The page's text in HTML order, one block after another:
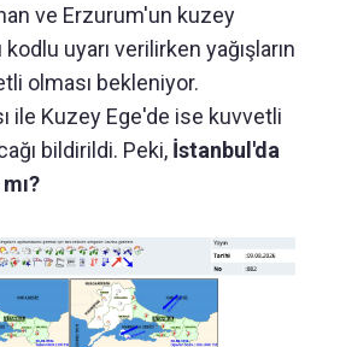
ve Erzurum'un kuzey
uyarı verilirken yağışların
olması bekleniyor.
ile Kuzey Ege'de ise kuvvetli
bildirildi. Peki, İstanbul'da